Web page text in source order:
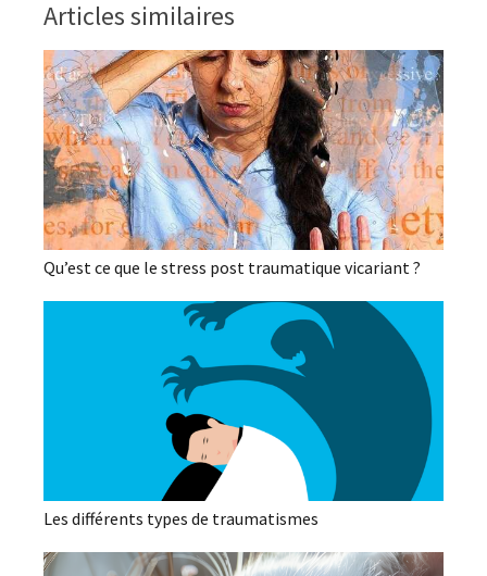
Articles similaires
Qu’est ce que le stress post traumatique vicariant ?
Les différents types de traumatismes